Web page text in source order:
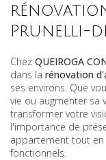
Prunelli-
Chez QUEIROGA
dans la rénovation
ses environs. Que
vie ou augmenter sa
transformer votre
l'importance de
appartement tout
fonctionnels.